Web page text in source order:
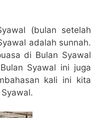
(bulan setelah
adalah sunnah.
di Bulan Syawal
Syawal ini juga
kali ini kita